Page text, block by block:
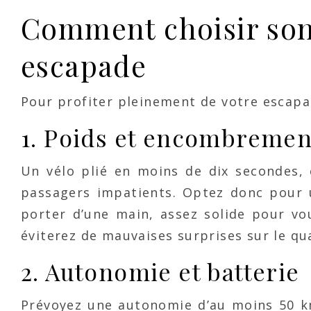
Comment choisir
escapade
Pour profiter pleinement de votre
1. Poids et
Un vélo plié en moins de dix
passagers impatients. Optez donc
porter d’une main, assez solide pour
éviterez de mauvaises surprises sur le
2. Autonomie et batterie
Prévoyez une autonomie d’au moins